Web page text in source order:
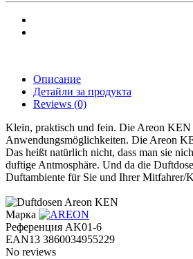
Описание
Детайли за продукта
Reviews (0)
Klein, praktisch und fein. Die Areon KEN
Anwendungsmöglichkeiten. Die Areon
Das heißt natürlich nicht, dass man sie
duftige Antmosphäre. Und da die
Duftambiente für Sie und Ihrer Mitfahrer/
Марка
Референция AK01-6
EAN13 3860034955229
No reviews